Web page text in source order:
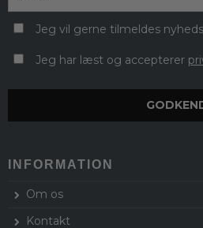
Jeg vil gerne tilmeldes
Jeg har læst og accepterer
INFORMATION
Om os
Kontakt